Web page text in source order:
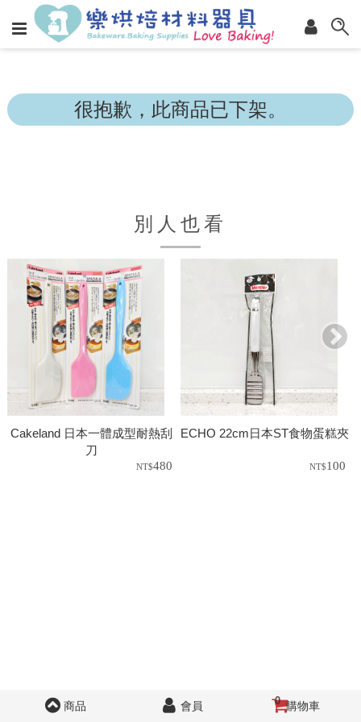
很抱歉，此商品已下架。
別人也看
Cakeland 日本一體成型耐熱刮
刀
480
ECHO 22cm日本ST食物蛋糕夾
100
商品 會員 0 購物車